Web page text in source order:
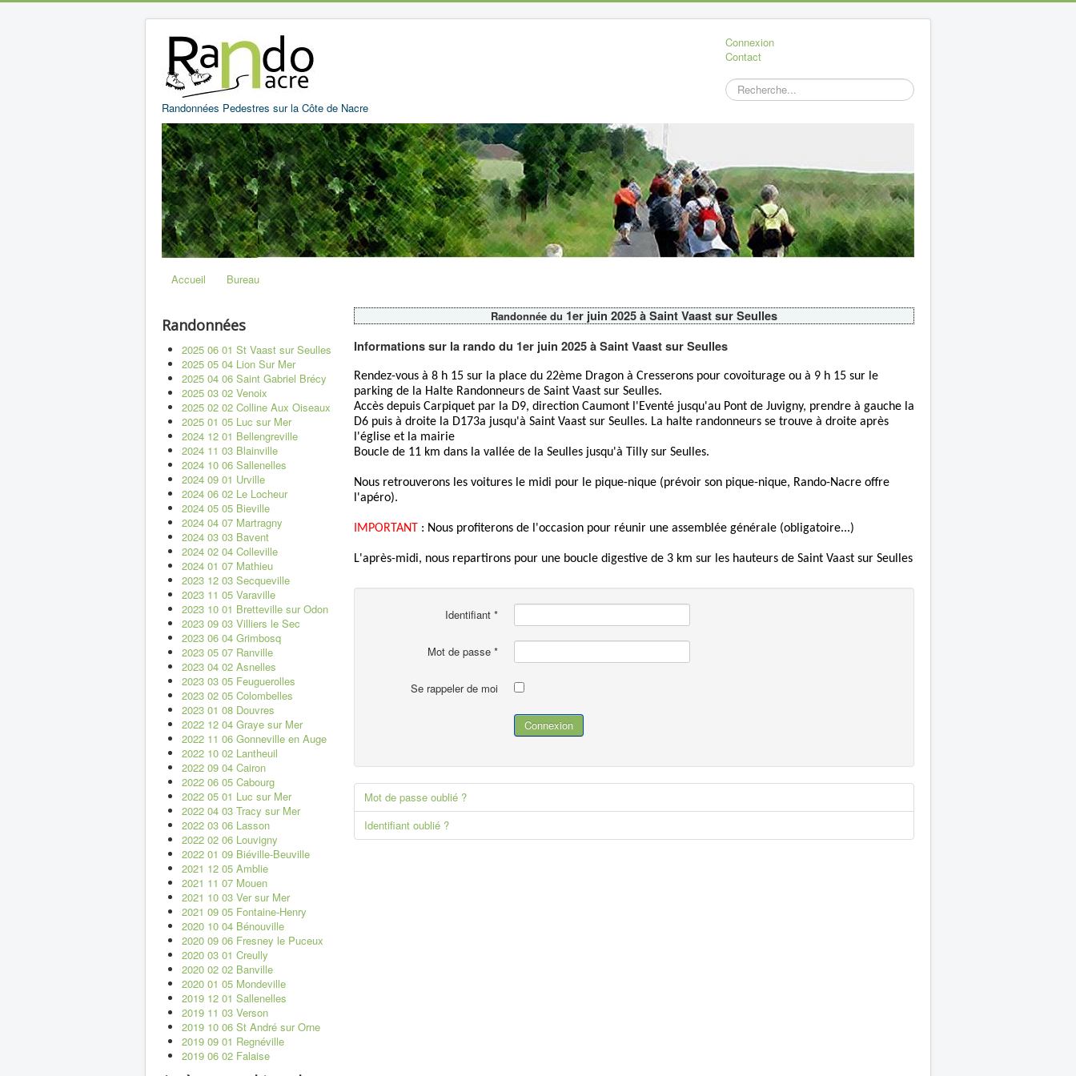
Randonnées Pedestres sur la Côte de Nacre
Connexion
Contact
Rechercher
Accueil Bureau
Randonnées
2025 06 01 St Vaast sur Seulles
2025 05 04 Lion Sur Mer
2025 04 06 Saint Gabriel Brécy
2025 03 02 Venoix
2025 02 02 Colline Aux Oiseaux
2025 01 05 Luc sur Mer
2024 12 01 Bellengreville
2024 11 03 Blainville
2024 10 06 Sallenelles
2024 09 01 Urville
2024 06 02 Le Locheur
2024 05 05 Bieville
2024 04 07 Martragny
2024 03 03 Bavent
2024 02 04 Colleville
2024 01 07 Mathieu
2023 12 03 Secqueville
2023 11 05 Varaville
2023 10 01 Bretteville sur Odon
2023 09 03 Villiers le Sec
2023 06 04 Grimbosq
2023 05 07 Ranville
2023 04 02 Asnelles
2023 03 05 Feuguerolles
2023 02 05 Colombelles
2023 01 08 Douvres
2022 12 04 Graye sur Mer
2022 11 06 Gonneville en Auge
2022 10 02 Lantheuil
2022 09 04 Cairon
2022 06 05 Cabourg
2022 05 01 Luc sur Mer
2022 04 03 Tracy sur Mer
2022 03 06 Lasson
2022 02 06 Louvigny
2022 01 09 Biéville-Beuville
2021 12 05 Amblie
2021 11 07 Mouen
2021 10 03 Ver sur Mer
2021 09 05 Fontaine-Henry
2020 10 04 Bénouville
2020 09 06 Fresney le Puceux
2020 03 01 Creully
2020 02 02 Banville
2020 01 05 Mondeville
2019 12 01 Sallenelles
2019 11 03 Verson
2019 10 06 St André sur Orne
2019 09 01 Regnéville
2019 06 02 Falaise
Randonnée du 1er juin 2025 à Saint Vaast sur Seulles
Informations sur la rando du 1er juin 2025 à Saint Vaast sur Seulles
Rendez-vous à 8 h 15 sur la place du 22ème Dragon à Cresserons pour covoiturage ou à 9 h 15 sur le
parking de la Halte Randonneurs de Saint Vaast sur Seulles.
Accès depuis Carpiquet par la D9, direction Caumont l'Eventé jusqu'au Pont de Juvigny, prendre à gauche la
D6 puis à droite la D173a jusqu'à Saint Vaast sur Seulles. La halte randonneurs se trouve à droite après
l'église et la mairie
Boucle de 11 km dans la vallée de la Seulles jusqu'à Tilly sur Seulles.
Nous retrouverons les voitures le midi pour le pique-nique (prévoir son pique-nique, Rando-Nacre offre
l'apéro).
IMPORTANT : Nous profiterons de l'occasion pour réunir une assemblée générale (obligatoire...)
L'après-midi, nous repartirons pour une boucle digestive de 3 km sur les hauteurs de Saint Vaast sur Seulles
Identifiant *
Mot de passe *
Se rappeler de moi
Connexion
Mot de passe oublié ?
Identifiant oublié ?